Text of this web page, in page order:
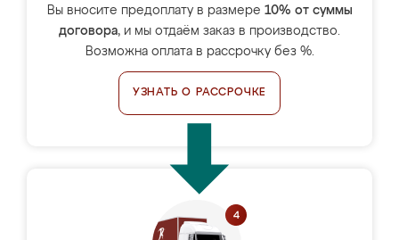
Вы вносите предоплату в размере 10% от суммы
договора, и мы отдаём заказ в производство.
Возможна оплата в рассрочку без %.
УЗНАТЬ О РАССРОЧКЕ